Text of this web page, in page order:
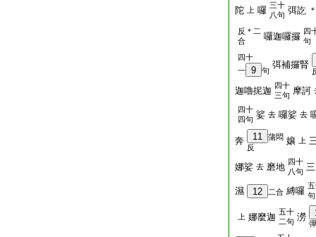
陀 上 囉 三十
八句 弭訖
反＊二
合
囉迦囉攞 四
句
四十
一
9 句
弭補攞腎
迦嚕抳迦 四十
三句 摩訶
四十
四句 娑 去 囉娑 去
奔 11
蒲悶
反
孃 上
娜娑 去 磨地 四十
八句 三
濕 12 二合 縛囉 句
上 娜麼迦 五十
二句 澇